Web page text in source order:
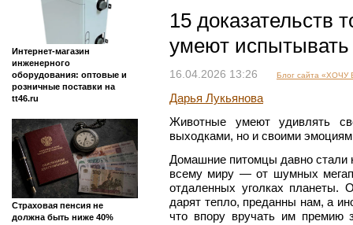
Интернет-магазин
инженерного
оборудования: оптовые и
розничные поставки на
tt46.ru
Страховая пенсия не
должна быть ниже 40%
15 доказательств
умеют
16.04.2026 13:26 Блог сайта «ХОЧУ
Дарья Лукьянова
Животные умеют удивлять
выходками, но и своими
Домашние питомцы давно стали
всему миру ― от шумных
отдаленных уголках планеты.
дарят тепло, преданны нам, а
что впору вручать им